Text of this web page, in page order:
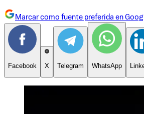
Marcar como fuente preferida en
Facebook X Telegram WhatsApp